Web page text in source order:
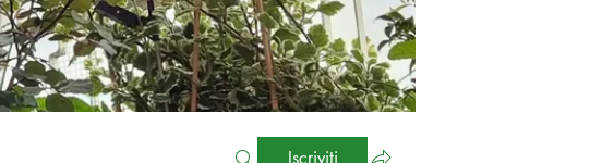
Iscriviti